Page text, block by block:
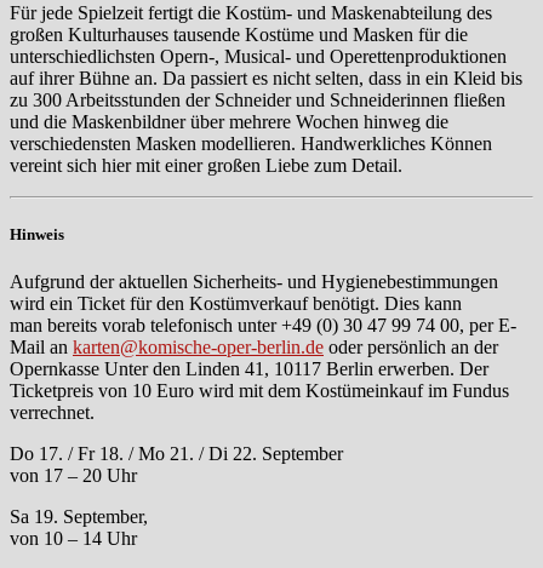
Für jede Spielzeit fertigt die Kostüm- und Maskenabteilung des
großen Kulturhauses tausende Kostüme und Masken für die
unterschiedlichsten Opern-, Musical- und Operettenproduktionen
auf ihrer Bühne an. Da passiert es nicht selten, dass in ein Kleid bis
zu 300 Arbeitsstunden der Schneider und Schneiderinnen fließen
und die Maskenbildner über mehrere Wochen hinweg die
verschiedensten Masken modellieren. Handwerkliches Können
vereint sich hier mit einer großen Liebe zum Detail.
Hinweis
Aufgrund der aktuellen Sicherheits- und Hygienebestimmungen
wird ein Ticket für den Kostümverkauf benötigt. Dies kann
man bereits vorab telefonisch unter +49 (0) 30 47 99 74 00, per E-
Mail an karten@komische-oper-berlin.de oder persönlich an der
Opernkasse Unter den Linden 41, 10117 Berlin erwerben. Der
Ticketpreis von 10 Euro wird mit dem Kostümeinkauf im Fundus
verrechnet.
Do 17. / Fr 18. / Mo 21. / Di 22. September
von 17 – 20 Uhr
Sa 19. September,
von 10 – 14 Uhr